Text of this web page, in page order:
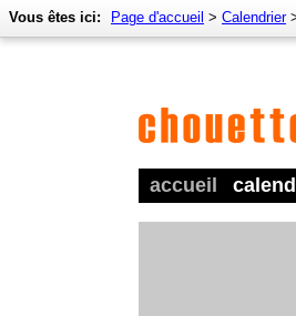
accueil
Vous êtes ici: Page d'accueil > Calendrier